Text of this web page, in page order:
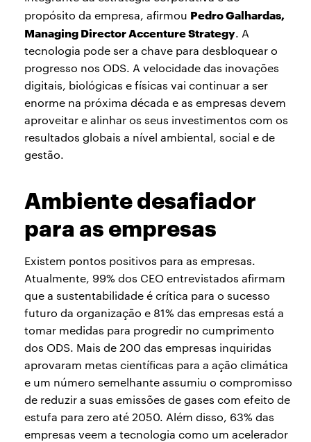
propósito da empresa, afirmou Pedro Galhardas,
Managing Director Accenture Strategy. A
tecnologia pode ser a chave para desbloquear o
progresso nos ODS. A velocidade das inovações
digitais, biológicas e físicas vai continuar a ser
enorme na próxima década e as empresas devem
aproveitar e alinhar os seus investimentos com os
resultados globais a nível ambiental, social e de
gestão.
Ambiente desafiador
para as empresas
Existem pontos positivos para as empresas.
Atualmente, 99% dos CEO entrevistados afirmam
que a sustentabilidade é crítica para o sucesso
futuro da organização e 81% das empresas está a
tomar medidas para progredir no cumprimento
dos ODS. Mais de 200 das empresas inquiridas
aprovaram metas científicas para a ação climática
e um número semelhante assumiu o compromisso
de reduzir a suas emissões de gases com efeito de
estufa para zero até 2050. Além disso, 63% das
empresas veem a tecnologia como um acelerador